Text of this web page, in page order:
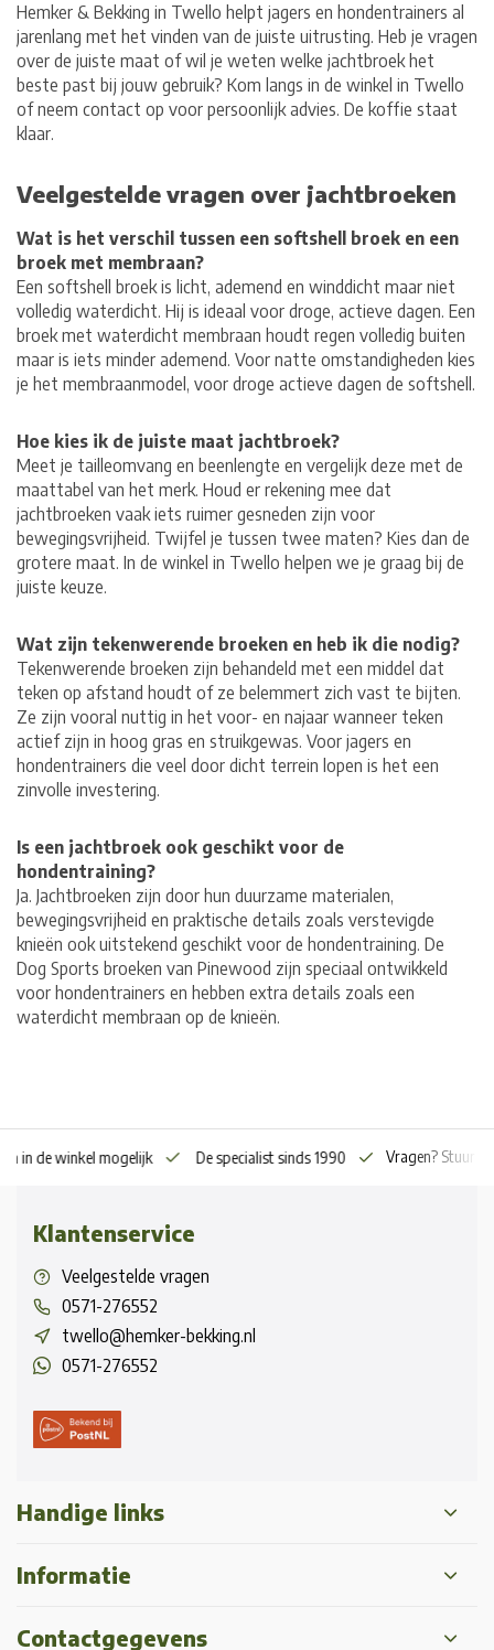
Hemker & Bekking in Twello helpt jagers en hondentrainers al
jarenlang met het vinden van de juiste uitrusting. Heb je vragen
over de juiste maat of wil je weten welke jachtbroek het
beste past bij jouw gebruik? Kom langs in de winkel in Twello
of neem contact op voor persoonlijk advies. De koffie staat
klaar.
Veelgestelde vragen over jachtbroeken
Wat is het verschil tussen een softshell broek en een
broek met membraan?
Een softshell broek is licht, ademend en winddicht maar niet
volledig waterdicht. Hij is ideaal voor droge, actieve dagen. Een
broek met waterdicht membraan houdt regen volledig buiten
maar is iets minder ademend. Voor natte omstandigheden kies
je het membraanmodel, voor droge actieve dagen de softshell.
Hoe kies ik de juiste maat jachtbroek?
Meet je tailleomvang en beenlengte en vergelijk deze met de
maattabel van het merk. Houd er rekening mee dat
jachtbroeken vaak iets ruimer gesneden zijn voor
bewegingsvrijheid. Twijfel je tussen twee maten? Kies dan de
grotere maat. In de winkel in Twello helpen we je graag bij de
juiste keuze.
Wat zijn tekenwerende broeken en heb ik die nodig?
Tekenwerende broeken zijn behandeld met een middel dat
teken op afstand houdt of ze belemmert zich vast te bijten.
Ze zijn vooral nuttig in het voor- en najaar wanneer teken
actief zijn in hoog gras en struikgewas. Voor jagers en
hondentrainers die veel door dicht terrein lopen is het een
zinvolle investering.
Is een jachtbroek ook geschikt voor de
hondentraining?
Ja. Jachtbroeken zijn door hun duurzame materialen,
bewegingsvrijheid en praktische details zoals verstevigde
knieën ook uitstekend geschikt voor de hondentraining. De
Dog Sports broeken van Pinewood zijn speciaal ontwikkeld
voor hondentrainers en hebben extra details zoals een
waterdicht membraan op de knieën.
in de winkel mogelijk De specialist sinds 1990 Vragen? Stuur
Klantenservice
Veelgestelde vragen
0571-276552
twello@hemker-bekking.nl
0571-276552
Handige links
Informatie
Contactgegevens